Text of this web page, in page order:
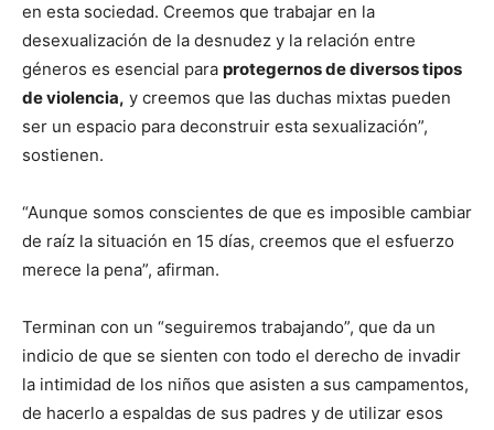
en esta sociedad. Creemos que trabajar en la
desexualización de la desnudez y la relación entre
géneros es esencial para protegernos de diversos tipos
de violencia, y creemos que las duchas mixtas pueden
ser un espacio para deconstruir esta sexualización”,
sostienen.
“Aunque somos conscientes de que es imposible cambiar
de raíz la situación en 15 días, creemos que el esfuerzo
merece la pena”, afirman.
Terminan con un “seguiremos trabajando”, que da un
indicio de que se sienten con todo el derecho de invadir
la intimidad de los niños que asisten a sus campamentos,
de hacerlo a espaldas de sus padres y de utilizar esos